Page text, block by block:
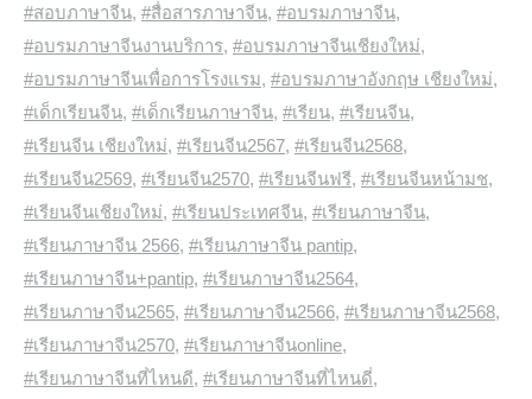
#สอบภาษาจีน, #สื่อสารภาษาจีน, #อบรมภาษาจีน,
#อบรมภาษาจีนงานบริการ, #อบรมภาษาจีนเชียงใหม่,
#อบรมภาษาจีนเพื่อการโรงแรม, #อบรมภาษาอังกฤษ เชียงใหม่,
#เด็กเรียนจีน, #เด็กเรียนภาษาจีน, #เรียน, #เรียนจีน,
#เรียนจีน เชียงใหม่, #เรียนจีน2567, #เรียนจีน2568,
#เรียนจีน2569, #เรียนจีน2570, #เรียนจีนฟรี, #เรียนจีนหน้ามช,
#เรียนจีนเชียงใหม่, #เรียนประเทศจีน, #เรียนภาษาจีน,
#เรียนภาษาจีน 2566, #เรียนภาษาจีน pantip,
#เรียนภาษาจีน+pantip, #เรียนภาษาจีน2564,
#เรียนภาษาจีน2565, #เรียนภาษาจีน2566, #เรียนภาษาจีน2568,
#เรียนภาษาจีน2570, #เรียนภาษาจีนonline,
#เรียนภาษาจีนที่ไหนดี, #เรียนภาษาจีนที่ไหนดี่,